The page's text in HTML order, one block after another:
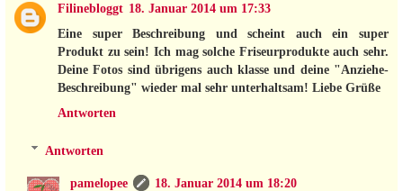
Filinebloggt 18. Januar 2014 um 17:33
Eine super Beschreibung und scheint auch ein super
Produkt zu sein! Ich mag solche Friseurprodukte auch sehr.
Deine Fotos sind übrigens auch klasse und deine "Anziehe-
Beschreibung" wieder mal sehr unterhaltsam! Liebe Grüße
Antworten
Antworten
pamelopee
18. Januar 2014 um 18:20